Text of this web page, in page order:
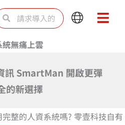
Search
Main
Main
統無痛上雲
訊 SmartMan 開啟更彈
的新選擇
整的人資系統嗎? 零壹科技自有